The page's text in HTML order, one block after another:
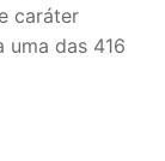
caráter
uma das 416